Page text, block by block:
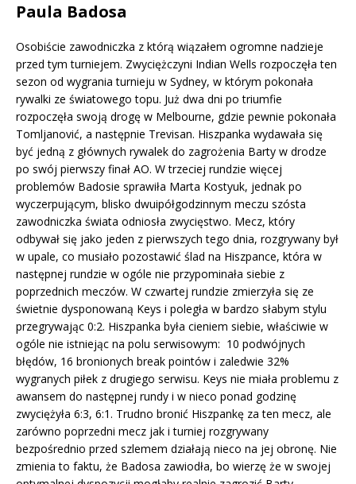
Paula Badosa
Osobiście zawodniczka z którą wiązałem ogromne nadzieje
przed tym turniejem. Zwyciężczyni Indian Wells rozpoczęła ten
sezon od wygrania turnieju w Sydney, w którym pokonała
rywalki ze światowego topu. Już dwa dni po triumfie
rozpoczęła swoją drogę w Melbourne, gdzie pewnie pokonała
Tomljanović, a następnie Trevisan. Hiszpanka wydawała się
być jedną z głównych rywalek do zagrożenia Barty w drodze
po swój pierwszy finał AO. W trzeciej rundzie więcej
problemów Badosie sprawiła Marta Kostyuk, jednak po
wyczerpującym, blisko dwuipółgodzinnym meczu szósta
zawodniczka świata odniosła zwycięstwo. Mecz, który
odbywał się jako jeden z pierwszych tego dnia, rozgrywany był
w upale, co musiało pozostawić ślad na Hiszpance, która w
następnej rundzie w ogóle nie przypominała siebie z
poprzednich meczów. W czwartej rundzie zmierzyła się ze
świetnie dysponowaną Keys i poległa w bardzo słabym stylu
przegrywając 0:2. Hiszpanka była cieniem siebie, właściwie w
ogóle nie istniejąc na polu serwisowym: 10 podwójnych
błędów, 16 bronionych break pointów i zaledwie 32%
wygranych piłek z drugiego serwisu. Keys nie miała problemu z
awansem do następnej rundy i w nieco ponad godzinę
zwyciężyła 6:3, 6:1. Trudno bronić Hiszpankę za ten mecz, ale
zarówno poprzedni mecz jak i turniej rozgrywany
bezpośrednio przed szlemem działają nieco na jej obronę. Nie
zmienia to faktu, że Badosa zawiodła, bo wierzę że w swojej